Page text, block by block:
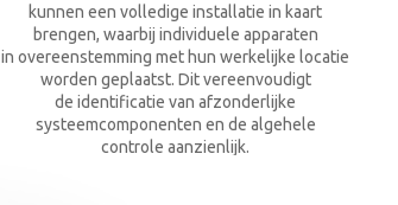
kunnen een volledige installatie in kaart
brengen, waarbij individuele apparaten
in overeenstemming met hun werkelijke locatie
worden geplaatst. Dit vereenvoudigt
de identificatie van afzonderlijke
systeemcomponenten en de algehele
controle aanzienlijk.